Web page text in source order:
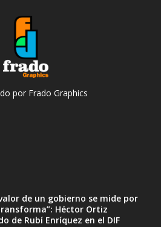
por Frado Graphics
de un gobierno se mide por
Héctor Ortiz
de Rubí Enríquez en el DIF